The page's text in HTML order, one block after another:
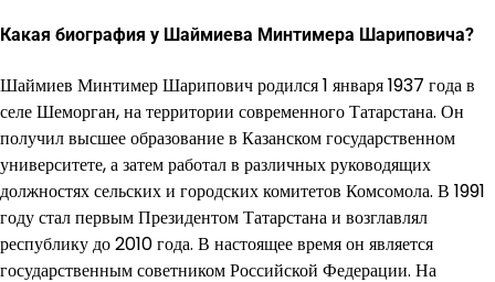
Какая биография у Шаймиева Минтимера Шариповича?
Шаймиев Минтимер Шарипович родился 1 января 1937 года в
селе Шеморган, на территории современного Татарстана. Он
получил высшее образование в Казанском государственном
университете, а затем работал в различных руководящих
должностях сельских и городских комитетов Комсомола. В 1991
году стал первым Президентом Татарстана и возглавлял
республику до 2010 года. В настоящее время он является
государственным советником Российской Федерации. На